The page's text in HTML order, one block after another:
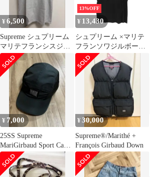
インディゴ 32 13989M
¥6,500
Supreme シュプリーム
マリテフランシスジル
ボーTシャツ Lサイズ
13%OFF
¥ 13,430
シュプリーム ×マリテ
フランソワジルボー
MARITHE +
FRANCOIS GIRBAUD
25SS Marith? + Fran?ois
Girbaud Tee ロゴプリン
トTシャツ メンズ S
¥ 7,000
25SS Supreme
MariGirbaud Sport Camp
Cap
¥30,000
Supreme®/Marithé +
François Girbaud Down